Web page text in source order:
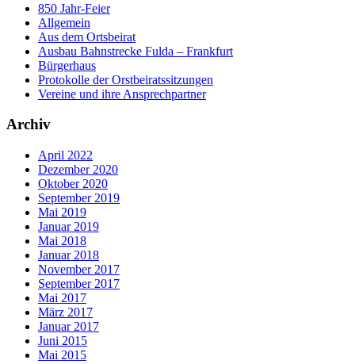
850 Jahr-Feier
Allgemein
Aus dem Ortsbeirat
Ausbau Bahnstrecke Fulda – Frankfurt
Bürgerhaus
Protokolle der Orstbeiratssitzungen
Vereine und ihre Ansprechpartner
Archiv
April 2022
Dezember 2020
Oktober 2020
September 2019
Mai 2019
Januar 2019
Mai 2018
Januar 2018
November 2017
September 2017
Mai 2017
März 2017
Januar 2017
Juni 2015
Mai 2015